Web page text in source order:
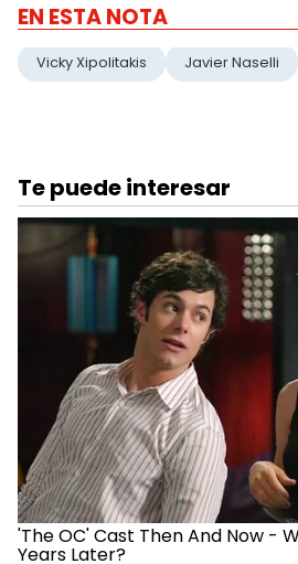
EN ESTA NOTA
Vicky Xipolitakis Javier Naselli